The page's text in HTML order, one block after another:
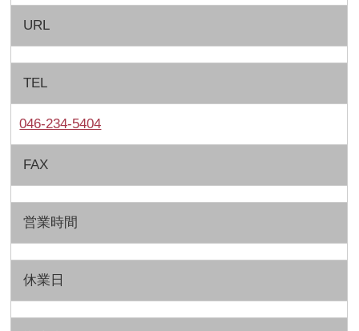
URL
TEL
046-234-5404
FAX
営業時間
休業日